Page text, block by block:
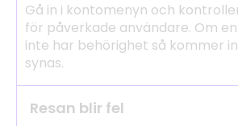
Gå in i kontomenyn och
för påverkade användare. Om
inte har behörighet så kommer
synas.
Resan blir fel